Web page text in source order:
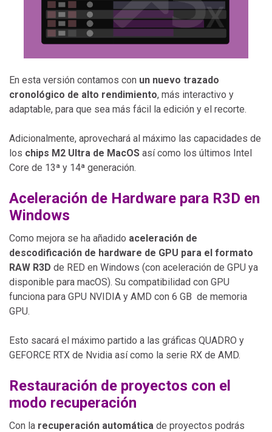
En esta versión contamos con un nuevo trazado
cronológico de alto rendimiento, más interactivo y
adaptable, para que sea más fácil la edición y el recorte.
Adicionalmente, aprovechará al máximo las capacidades de
los chips M2 Ultra de MacOS así como los últimos Intel
Core de 13ª y 14ª generación.
Aceleración de Hardware para R3D en
Windows
Como mejora se ha añadido aceleración de
descodificación de hardware de GPU para el formato
RAW R3D de RED en Windows (con aceleración de GPU ya
disponible para macOS). Su compatibilidad con GPU
funciona para GPU NVIDIA y AMD con 6 GB de memoria
GPU.
Esto sacará el máximo partido a las gráficas QUADRO y
GEFORCE RTX de Nvidia así como la serie RX de AMD.
Restauración de proyectos con el
modo recuperación
Con la recuperación automática de proyectos podrás